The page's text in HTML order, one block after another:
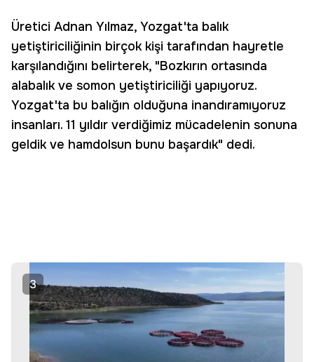
Üretici Adnan Yılmaz, Yozgat'ta balık
yetiştiriciliğinin birçok kişi tarafından hayretle
karşılandığını belirterek, "Bozkırın ortasında
alabalık ve somon yetiştiriciliği yapıyoruz.
Yozgat'ta bu balığın olduğuna inandıramıyoruz
insanları. 11 yıldır verdiğimiz mücadelenin sonuna
geldik ve hamdolsun bunu başardık" dedi.
3